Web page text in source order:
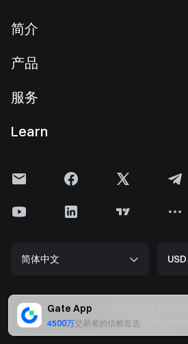
Gate App
4500万交易者的信赖首选
简介
新闻中心
Cookie 政策
储备金
安全方案
GateToken (GT)
产品
现货交易
理财中心
Alpha
Gate Pay
服务
费率标准
上币申请
开发者中心（API）
官方验证渠道
Learn
Gate 快讯
以太坊 (ETH) 升级
大数据
简体中文 USD
All Right Reserved.